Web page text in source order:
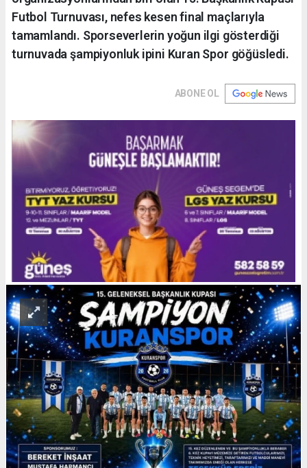
Futbol Turnuvası, nefes kesen final maçlarıyla
tamamlandı. Sporseverlerin yoğun ilgi gösterdiği
turnuvada şampiyonluk ipini Kuran Spor göğüsledi.
ABONE OL